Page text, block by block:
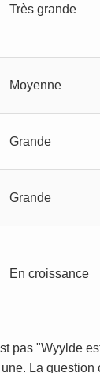
Très grande
Moyenne
Grande
Grande
En croissance
pas "Wyylde
La question